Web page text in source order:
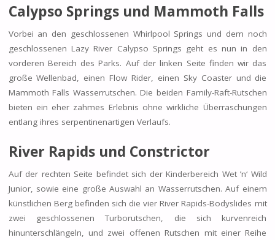
Calypso Springs und Mammoth Falls
Vorbei an den geschlossenen Whirlpool Springs und dem noch
geschlossenen Lazy River Calypso Springs geht es nun in den
vorderen Bereich des Parks. Auf der linken Seite finden wir das
große Wellenbad, einen Flow Rider, einen Sky Coaster und die
Mammoth Falls Wasserrutschen. Die beiden Family-Raft-Rutschen
bieten ein eher zahmes Erlebnis ohne wirkliche Überraschungen
entlang ihres serpentinenartigen Verlaufs.
River Rapids und Constrictor
Auf der rechten Seite befindet sich der Kinderbereich Wet ’n‘ Wild
Junior, sowie eine große Auswahl an Wasserrutschen. Auf einem
künstlichen Berg befinden sich die vier River Rapids-Bodyslides mit
zwei geschlossenen Turborutschen, die sich kurvenreich
hinunterschlängeln, und zwei offenen Rutschen mit einer Reihe